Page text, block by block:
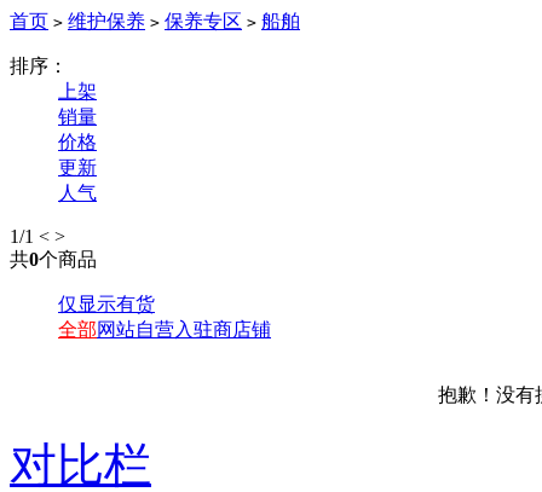
首页 > 维护保养 > 保养专区 > 船舶
排序：
上架
销量
价格
更新
人气
1/1 < >
共0个商品
仅显示有货
全部网站自营入驻商店铺
抱歉！没
对比栏